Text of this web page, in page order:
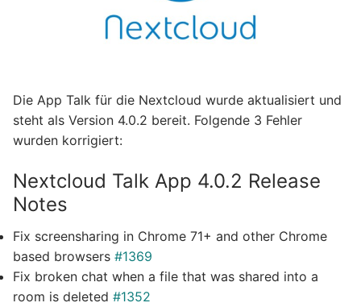
Die App Talk für die Nextcloud wurde aktualisiert und
steht als Version 4.0.2 bereit. Folgende 3 Fehler
wurden korrigiert:
Nextcloud Talk App 4.0.2 Release
Notes
Fix screensharing in Chrome 71+ and other Chrome
based browsers #1369
Fix broken chat when a file that was shared into a
room is deleted #1352